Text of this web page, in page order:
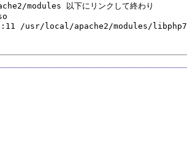
modules 以下にリンクして終わり
/usr/local/apache2/modules/